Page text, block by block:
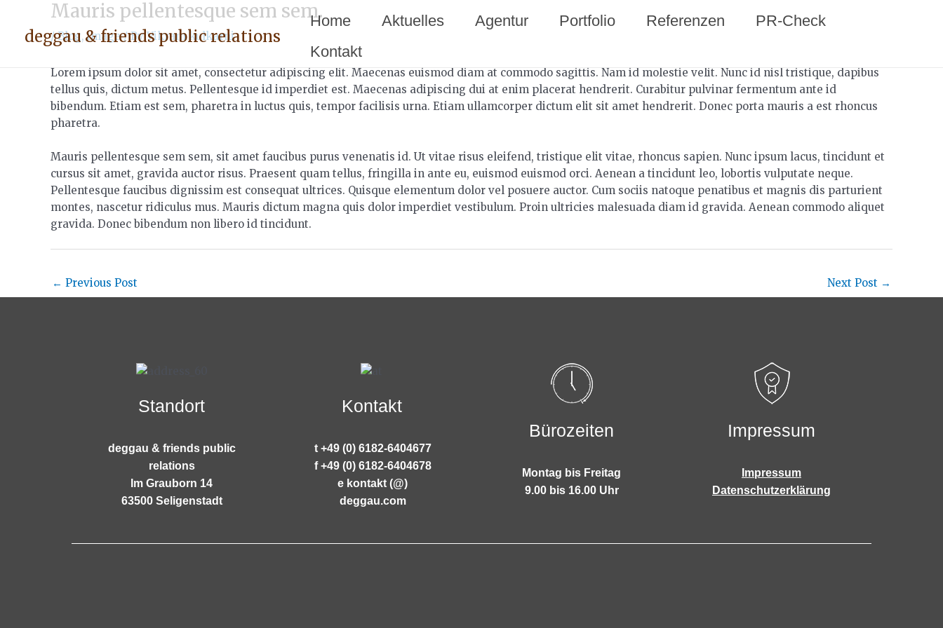
contentdeggau & friends public relations
Home Aktuelles Agentur Portfolio Referenzen
PR-Check
Kontakt
Mauris pellentesque sem sem.
/Blog,image/ ByVikram kulkarni
Lorem ipsum dolor sit amet, consectetur adipiscing elit. Maecenas euismod diam at commodo sagittis. Nam id molestie velit. Nunc id nisl tristique, dapibus
tellus quis, dictum metus. Pellentesque id imperdiet est. Maecenas adipiscing dui at enim placerat hendrerit. Curabitur pulvinar fermentum ante id
bibendum. Etiam est sem, pharetra in luctus quis, tempor facilisis urna. Etiam ullamcorper dictum elit sit amet hendrerit. Donec porta mauris a est rhoncus
pharetra.
Mauris pellentesque sem sem, sit amet faucibus purus venenatis id. Ut vitae risus eleifend, tristique elit vitae, rhoncus sapien. Nunc ipsum lacus, tincidunt et
cursus sit amet, gravida auctor risus. Praesent quam tellus, fringilla in ante eu, euismod euismod orci. Aenean a tincidunt leo, lobortis vulputate neque.
Pellentesque faucibus dignissim est consequat ultrices. Quisque elementum dolor vel posuere auctor. Cum sociis natoque penatibus et magnis dis parturient
montes, nascetur ridiculus mus. Mauris dictum magna quis dolor imperdiet vestibulum. Proin ultricies malesuada diam id gravida. Aenean commodo aliquet
gravida. Donec bibendum non libero id tincidunt.
Post
← Previous Post Next Post →
Standort
deggau & friends public
relations
Im Grauborn 14
63500 Seligenstadt
Kontakt
t +49 (0) 6182-6404677
f +49 (0) 6182-6404678
e kontakt (@)
deggau.com
Bürozeiten
Montag bis Freitag
9.00 bis 16.00 Uhr
Impressum
Impressum
Datenschutzerklärung